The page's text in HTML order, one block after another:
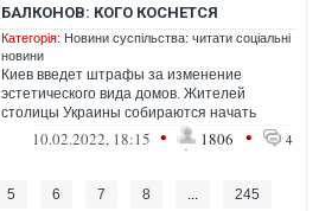
БАЛКОНОВ: КОГО КОСНЕТСЯ
Категорія: Новини суспільства: читати соціальні
новини
Киев введет штрафы за изменение
эстетического вида домов. Жителей
столицы Украины собираются начать
штрафовать за кондиционеры на домах и
10.02.2022, 18:15 • 1806 • 4
5 6 7 8 ... 245